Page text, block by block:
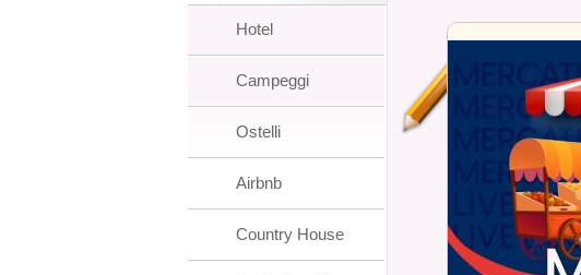
Hotel
Campeggi
Ostelli
Airbnb
Country House